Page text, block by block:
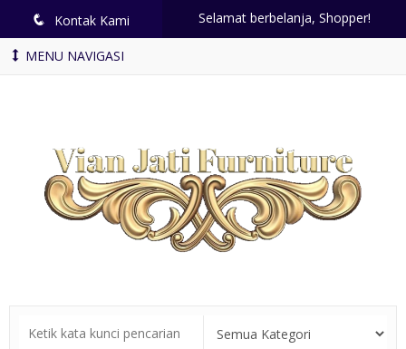
q Kontak Kami Selamat berbelanja, Shopper!
MENU NAVIGASI